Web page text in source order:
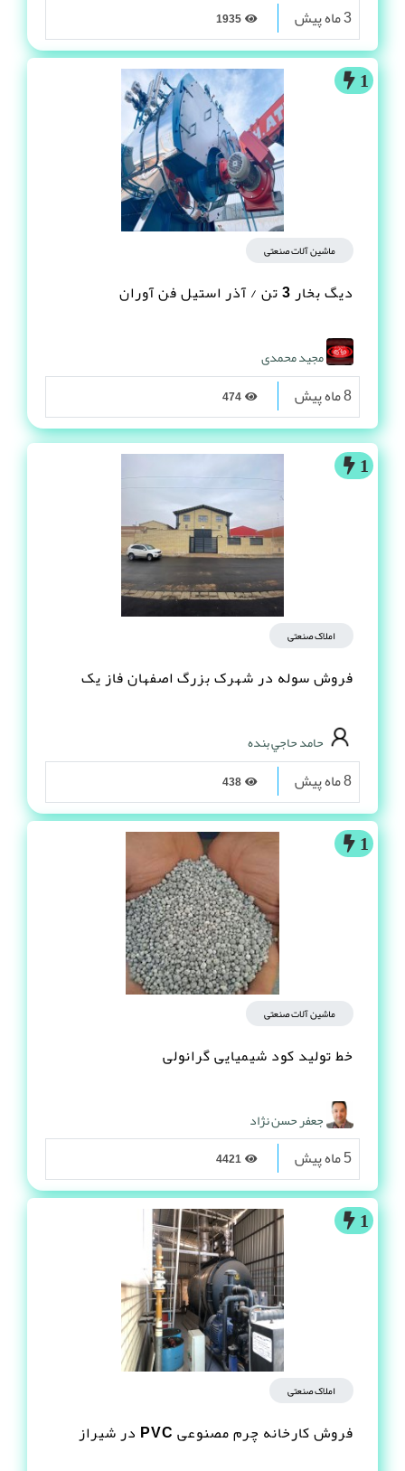
3 ماه پیش
1
ماشین آلات صنعتی
دیگ بخار 3 تن / آذر استیل فن آوران
مجید محمدی
8 ماه پیش
1
املاک صنعتی
فروش سوله در شهرک بزرگ اصفهان فاز یک
حامد حاجي بنده
8 ماه پیش
1
ماشین آلات صنعتی
خط تولید کود شیمیایی گرانولی
جعفر حسن نژاد
5 ماه پیش
1
املاک صنعتی
فروش کارخانه چرم مصنوعى PVC در شیراز